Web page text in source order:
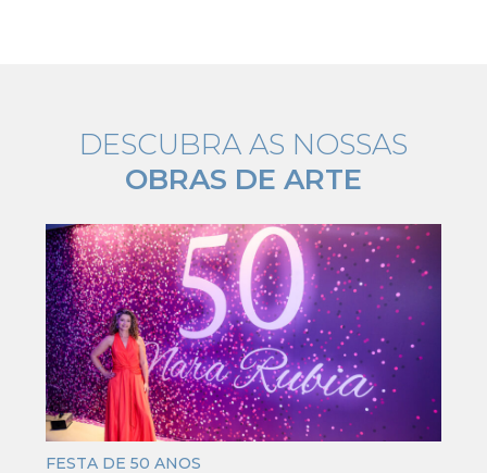
DESCUBRA AS NOSSAS
OBRAS DE ARTE
FESTA DE 50 ANOS